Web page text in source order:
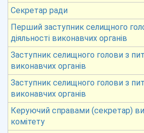
Секретар ради
Перший заступник селищного
діяльності виконавчих органів
Заступник селищного голови з
виконавчих органів
Заступник селищного голови з
виконавчих органів
Керуючий справами (секретар)
комітету